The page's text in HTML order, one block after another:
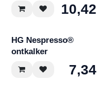
10,42
HG Nespresso®
ontkalker
7,34